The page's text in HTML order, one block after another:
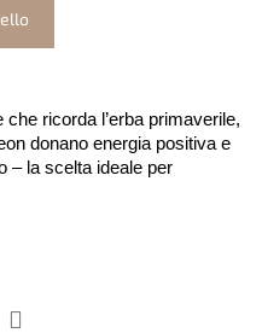
ricorda l’erba primaverile,
donano energia positiva e
– la scelta ideale per